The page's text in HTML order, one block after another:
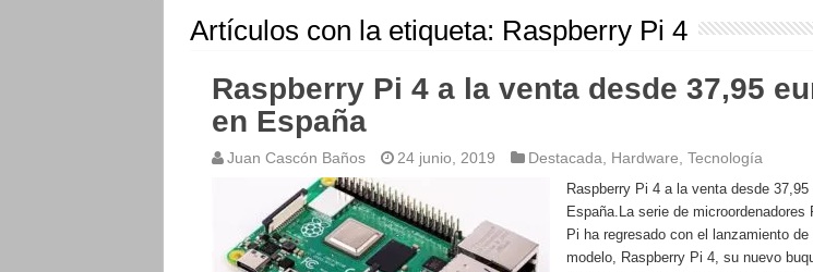
Artículos con la etiqueta: Raspberry Pi 4
Raspberry Pi 4 a la venta desde 37,95
en España
Juan Cascón Baños 24 junio, 2019 Destacada Hardware Tecnología
Raspberry Pi 4 a la venta desde 37,95
España.La serie de microordenadores
Pi ha regresado con el lanzamiento de
modelo, Raspberry Pi 4, su nuevo